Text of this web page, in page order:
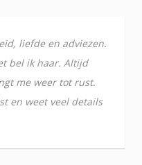
liefde en adviezen.
bel ik haar. Altijd
me weer tot rust.
en weet veel details